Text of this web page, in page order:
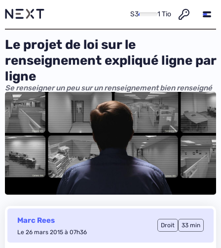
S3 1 Tio
Le projet de loi sur le
renseignement expliqué ligne par
ligne
Se renseigner un peu sur un renseignement bien renseigné
Marc Rees
Le 26 mars 2015 à 07h36
Droit 33 min